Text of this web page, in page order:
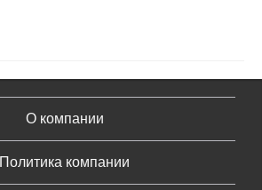
О компании
Политика компании